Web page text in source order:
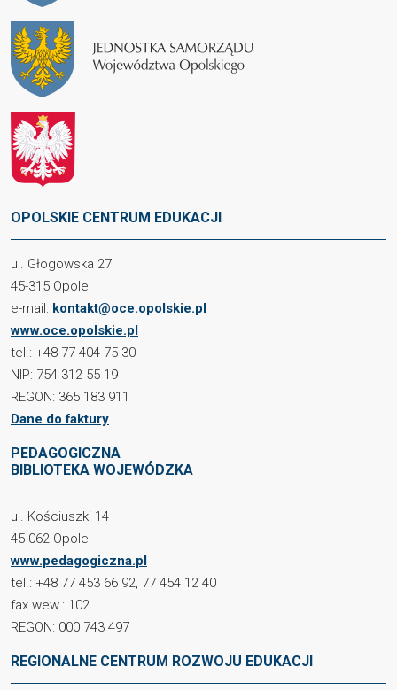
OPOLSKIE CENTRUM EDUKACJI
ul. Głogowska 27
45-315 Opole
e-mail: kontakt@oce.opolskie.pl
www.oce.opolskie.pl
tel.: +48 77 404 75 30
NIP: 754 312 55 19
REGON: 365 183 911
Dane do faktury
PEDAGOGICZNA
BIBLIOTEKA WOJEWÓDZKA
ul. Kościuszki 14
45-062 Opole
www.pedagogiczna.pl
tel.: +48 77 453 66 92, 77 454 12 40
fax wew.: 102
REGON: 000 743 497
REGIONALNE CENTRUM ROZWOJU EDUKACJI